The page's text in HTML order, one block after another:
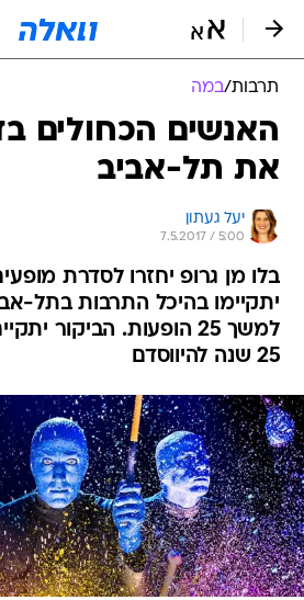
תרבות/במה
האנשים הכחולים
את תל-אביב
יעל געתון
7.5.2017 / 5:00
בלו מן גרופ יחזרו לסדרת
יתקיימו בהיכל התרבות בתל-
למשך 25 הופעות. הביקור
25 שנה להיווסדם